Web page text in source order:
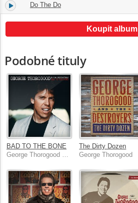
11. Do The Do
Koupit album
Podobné tituly
BAD TO THE BONE
The Dirty Dozen
George Thorogood